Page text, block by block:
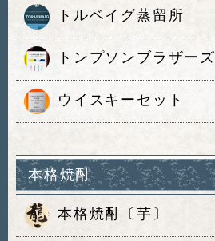
トルベイグ蒸留所
トンプソンブラザーズ
ウイスキーセット
本格焼酎
本格焼酎〔芋〕